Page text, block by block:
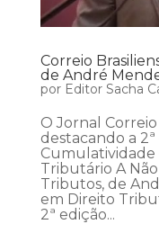
Correio
de André
por Editor Sacha
O Jornal
destacando a
Cumulatividade
Tributário A
Tributos, de
em Direito
2ª edição...